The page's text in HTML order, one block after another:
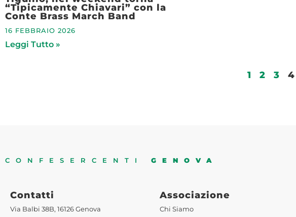
“Tipicamente Chiavari” con la
Conte Brass March Band
16 FEBBRAIO 2026
Leggi Tutto »
1 2 3 4
CONFESERCENTI GENOVA
Contatti
Via Balbi 38B, 16126 Genova
Associazione
Chi Siamo